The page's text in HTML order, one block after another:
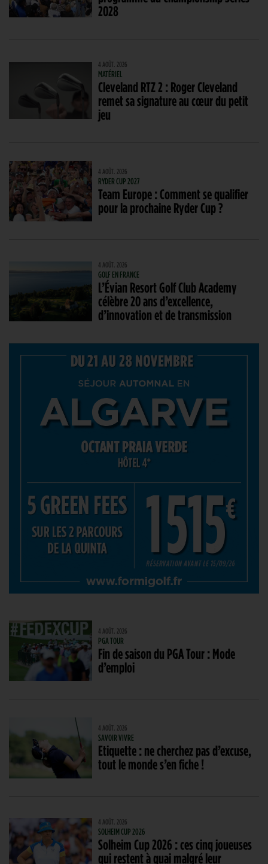
2028
4 AOÛT. 2026
MATÉRIEL
Cleveland RTZ 2 : Roger Cleveland
remet sa signature au cœur du petit
jeu
4 AOÛT. 2026
RYDER CUP 2027
Team Europe : Comment se qualifier
pour la prochaine Ryder Cup ?
4 AOÛT. 2026
GOLF EN FRANCE
L’Évian Resort Golf Club Academy
célèbre 20 ans d’excellence,
d’innovation et de transmission
4 AOÛT. 2026
PGA TOUR
Fin de saison du PGA Tour : Mode
d’emploi
4 AOÛT. 2026
SAVOIR VIVRE
Etiquette : ne cherchez pas d’excuse,
tout le monde s’en fiche !
4 AOÛT. 2026
SOLHEIM CUP 2026
Solheim Cup 2026 : ces cinq joueuses
qui restent à quai malgré leur